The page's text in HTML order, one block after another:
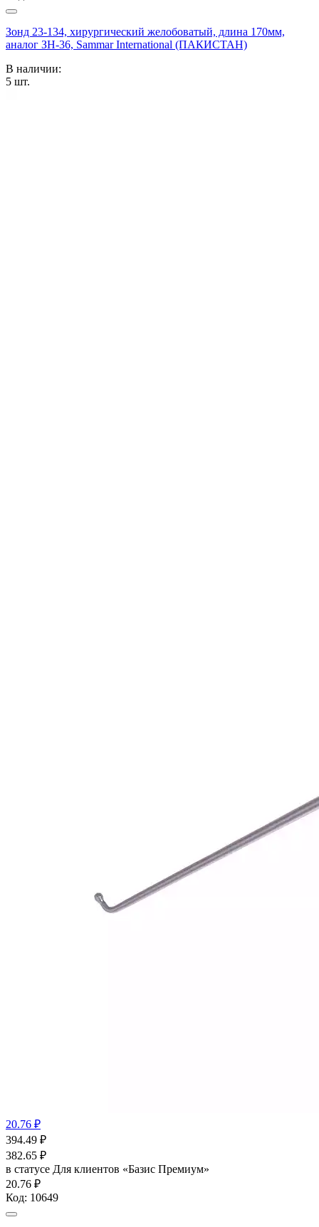
Зонд 23-134, хирургический желобоватый, длина 170мм,
аналог ЗН-36, Sammar International (ПАКИСТАН)
В наличии:
5 шт.
20.76 ₽
394.49 ₽
382.65 ₽
в статусе Для клиентов «Базис Премиум»
20.76 ₽
Код: 10649